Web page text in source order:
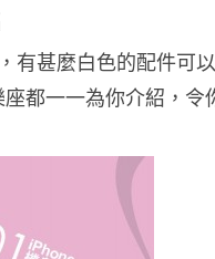
有甚麼白色的配件可
都一一為你介紹，令